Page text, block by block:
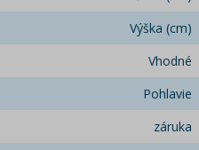
Výška (cm)
Vhodné
Pohlavie
záruka